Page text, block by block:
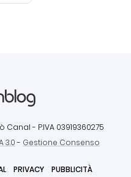
Canal - P.IVA 03919360275
3.0- Gestione Consenso
PRIVACY PUBBLICITÀ